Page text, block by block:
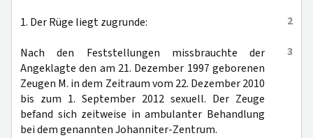
2
1. Der Rüge liegt zugrunde:
3
Nach den Feststellungen missbrauchte der
Angeklagte den am 21. Dezember 1997 geborenen
Zeugen M. in dem Zeitraum vom 22. Dezember 2010
bis zum 1. September 2012 sexuell. Der Zeuge
befand sich zeitweise in ambulanter Behandlung
bei dem genannten Johanniter-Zentrum.